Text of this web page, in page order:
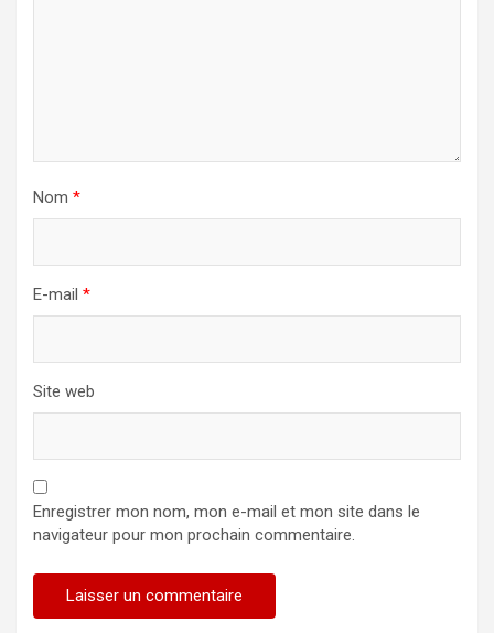
Nom *
E-mail *
Site web
Enregistrer mon nom, mon e-mail et mon site dans le
navigateur pour mon prochain commentaire.